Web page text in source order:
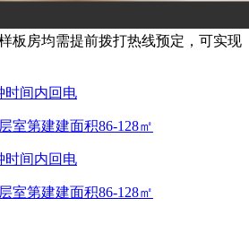
板房均需提前拨打热线预定，可实现
时间内回电
室第建建面积86-128㎡
时间内回电
室第建建面积86-128㎡